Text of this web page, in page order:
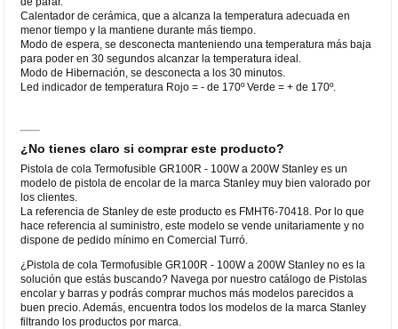
Calentador de cerámica, que a alcanza la temperatura adecuada en
menor tiempo y la mantiene durante más tiempo.
Modo de espera, se desconecta manteniendo una temperatura más baja
para poder en 30 segundos alcanzar la temperatura ideal.
Modo de Hibernación, se desconecta a los 30 minutos.
Led indicador de temperatura Rojo = - de 170º Verde = + de 170º.
¿No tienes claro si comprar este producto?
Pistola de cola Termofusible GR100R - 100W a 200W Stanley es un
modelo de pistola de encolar de la marca Stanley muy bien valorado por
los clientes.
La referencia de Stanley de este producto es FMHT6-70418. Por lo que
hace referencia al suministro, este modelo se vende unitariamente y no
dispone de pedido mínimo en Comercial Turró.
¿Pistola de cola Termofusible GR100R - 100W a 200W Stanley no es la
solución que estás buscando? Navega por nuestro catálogo de Pistolas
encolar y barras y podrás comprar muchos más modelos parecidos a
buen precio. Además, encuentra todos los modelos de la marca Stanley
filtrando los productos por marca.